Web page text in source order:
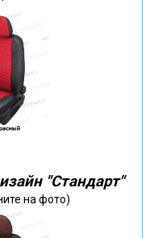
"Стандарт"
на фото)